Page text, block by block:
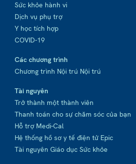
Sức khỏe hành vi
Dịch vụ phụ trợ
Y học tích hợp
COVID-19
Các chương trình
Chương trình Nội trú Nội trú
Tài nguyên
Trở thành một thành viên
Thanh toán cho sự chăm sóc của bạn
Hỗ trợ Medi-Cal
Hệ thống hồ sơ y tế điện tử Epic
Tài nguyên Giáo dục Sức khỏe